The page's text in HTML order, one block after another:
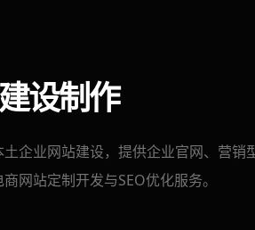
设制作
企业网站建设，提供企业官网、营销
网站定制开发与SEO优化服务。